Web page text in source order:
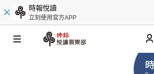
時報悅讀
立刻使用官方APP